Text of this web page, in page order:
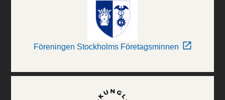
Föreningen Stockholms Företagsminnen